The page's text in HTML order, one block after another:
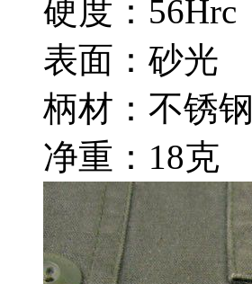
硬度：56Hrc
表面：砂光
柄材：不锈钢
净重：18克